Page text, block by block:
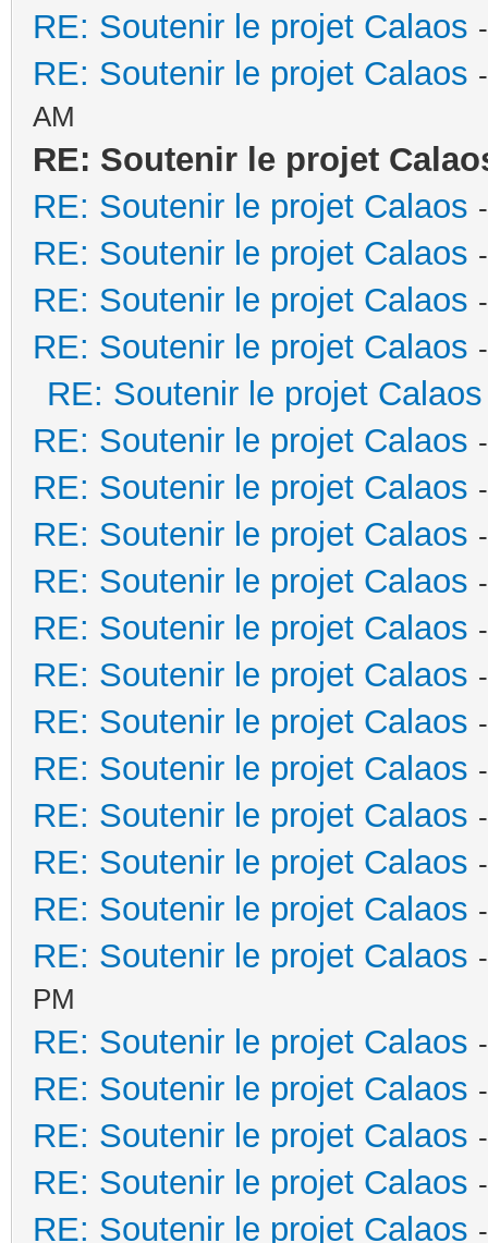
RE: Soutenir le projet Calaos
RE: Soutenir le projet Calaos
AM
RE: Soutenir le projet
RE: Soutenir le projet Calaos
RE: Soutenir le projet Calaos
RE: Soutenir le projet Calaos
RE: Soutenir le projet Calaos
RE: Soutenir le projet Calaos
RE: Soutenir le projet Calaos
RE: Soutenir le projet Calaos
RE: Soutenir le projet Calaos
RE: Soutenir le projet Calaos
RE: Soutenir le projet Calaos
RE: Soutenir le projet Calaos
RE: Soutenir le projet Calaos
RE: Soutenir le projet Calaos
RE: Soutenir le projet Calaos
RE: Soutenir le projet Calaos
RE: Soutenir le projet Calaos
RE: Soutenir le projet Calaos
PM
RE: Soutenir le projet Calaos
RE: Soutenir le projet Calaos
RE: Soutenir le projet Calaos
RE: Soutenir le projet Calaos
RE: Soutenir le projet Calaos